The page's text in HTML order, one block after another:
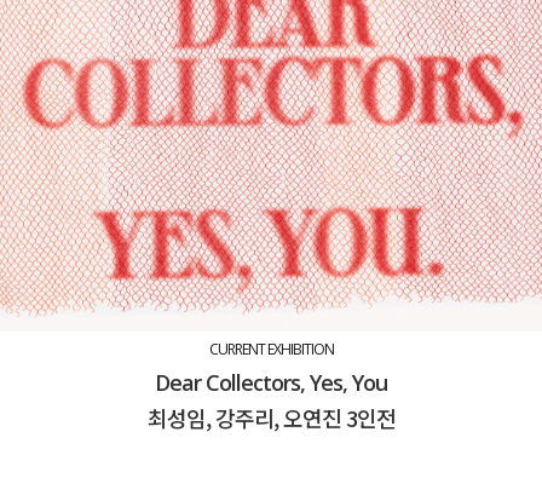
CURRENT EXHIBITION
Dear Collectors, Yes, You
최성임, 강주리, 오연진 3인전